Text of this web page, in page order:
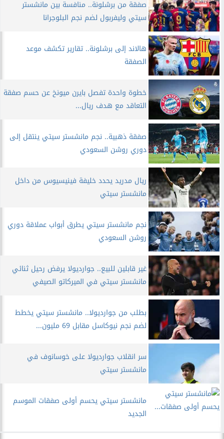
صفقة من برشلونة.. منافسة بين مانشستر
سيتي وليفربول لضم نجم البلوجرانا
هالاند إلى برشلونة.. تقارير تكشف موعد
الصفقة
خطوة واحدة تفصل بايرن ميونخ عن حسم صفقة
التعاقد مع هدف ريال...
صفقة ذهبية.. نجم مانشستر سيتي ينتقل إلى
دوري روشن السعودي
ريال مدريد يحدد خليفة فينيسيوس من داخل
مانشستر سيتي
نجم مانشستر سيتي يطرق أبواب عملاقة دوري
روشن السعودي
غير قابلين للبيع.. جوارديولا يرفض رحيل ثنائي
مانشستر سيتي في الميركاتو الصيفي
بطلب من جوارديولا.. مانشستر سيتي يخطط
لضم نجم نيوكاسل مقابل 69 مليون...
سر انقلاب جوارديولا على خوسانوف في
مانشستر سيتي
مانشستر سيتي يحسم أولى صفقات الموسم
الجديد